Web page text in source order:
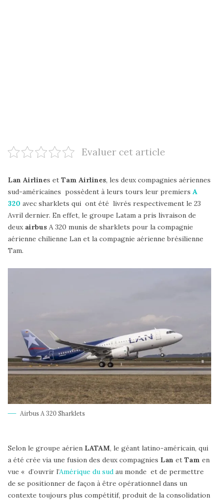
Evaluer cet article
Lan Airlines et Tam Airlines, les deux compagnies aériennes
sud-américaines possèdent à leurs tours leur premiers A
320 avec sharklets qui ont été livrés respectivement le 23
Avril dernier. En effet, le groupe Latam a pris livraison de
deuxairbus A 320 munis de sharklets pour la compagnie
aérienne chilienne Lan et la compagnie aérienne brésilienne
Tam.
Airbus A 320 Sharklets
Selon le groupe aérien LATAM, le géant latino-américain, qui
a été crée via une fusion des deux compagnies Lan et Tam en
vue « d’ouvrir l’Amérique du sud au monde et de permettre
de se positionner de façon à être opérationnel dans un
contexte toujours plus compétitif, produit de la consolidation